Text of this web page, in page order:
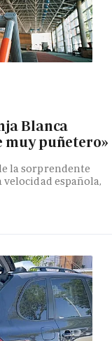
Blanca
muy puñetero»
la sorprendente
española,